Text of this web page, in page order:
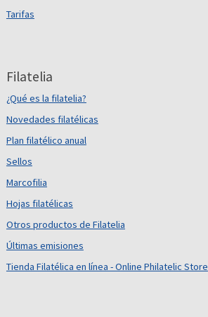
Tarifas
Filatelia
¿Qué es la filatelia?
Novedades filatélicas
Plan filatélico anual
Sellos
Marcofilia
Hojas filatélicas
Otros productos de Filatelia
Últimas emisiones
Tienda Filatélica en línea - Online Philatelic Store